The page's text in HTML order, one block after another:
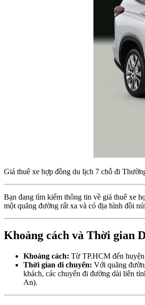
Giá thuê xe hợp đồng du lịch 7 chỗ đi
Bạn đang tìm kiếm thông tin về giá thuê xe
một quãng đường rất xa và có địa hình đồi
Khoảng cách và Thời gian
Khoảng cách: Từ TP.HCM đến
Thời gian di chuyển: Với quãng
khách, các chuyến đi đường dài liên
An).